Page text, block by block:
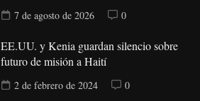
7 de agosto de 2026 0
EE.UU. y Kenia guardan silencio sobre
futuro de misión a Haití
2 de febrero de 2024 0